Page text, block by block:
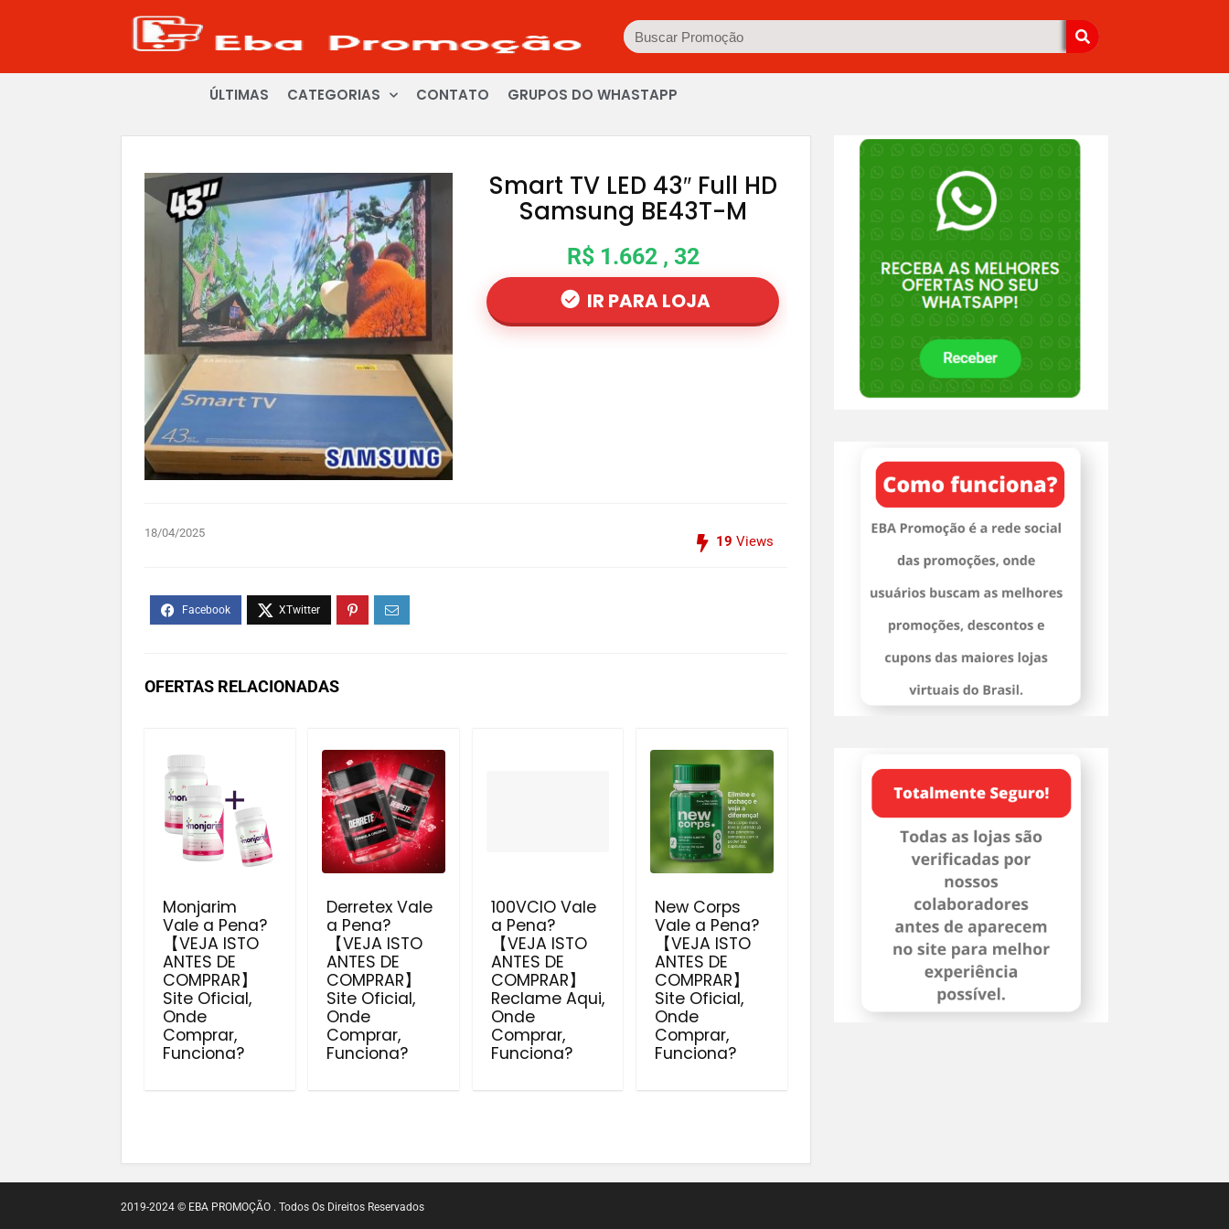
ÚLTIMAS CATEGORIAS CONTATO GRUPOS DO WHASTAPP
Smart TV LED 43″ Full HD
Samsung BE43T-M
R$ 1.662 , 32
IR PARA LOJA
18/04/2025
19 Views
OFERTAS RELACIONADAS
Monjarim
Vale a Pena?
【VEJA ISTO
ANTES DE
COMPRAR】
Site Oficial,
Onde
Comprar,
Funciona?
Derretex Vale
a Pena?
【VEJA ISTO
ANTES DE
COMPRAR】
Site Oficial,
Onde
Comprar,
Funciona?
100VCIO Vale
a Pena?
【VEJA ISTO
ANTES DE
COMPRAR】
Reclame Aqui,
Onde
Comprar,
Funciona?
New Corps
Vale a Pena?
【VEJA ISTO
ANTES DE
COMPRAR】
Site Oficial,
Onde
Comprar,
Funciona?
2019-2024 © EBA PROMOÇÃO . Todos Os Direitos Reservados